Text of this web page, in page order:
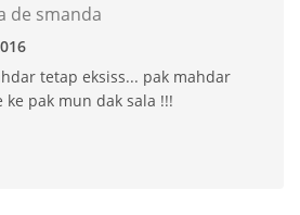
de smanda
tetap eksiss... pak mahdar
pak mun dak sala !!!